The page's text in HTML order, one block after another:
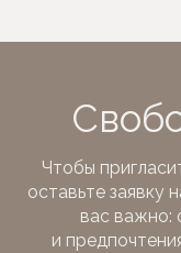
Чтобы
оставьте заявку
вас важно:
и